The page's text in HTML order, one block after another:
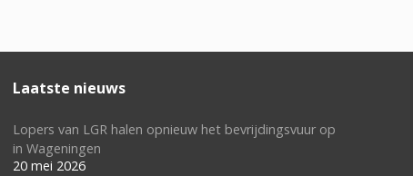
Laatste nieuws
Lopers van LGR halen opnieuw het bevrijdingsvuur op
in Wageningen
20 mei 2026